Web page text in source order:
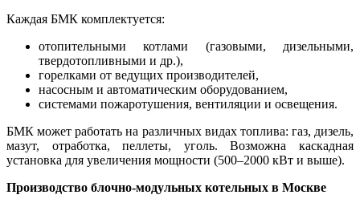
Каждая БМК комплектуется:
отопительными котлами (газовыми, дизельными,
твердотопливными и др.),
горелками от ведущих производителей,
насосным и автоматическим оборудованием,
системами пожаротушения, вентиляции и освещения.
БМК может работать на различных видах топлива: газ, дизель,
мазут, отработка, пеллеты, уголь. Возможна каскадная
установка для увеличения мощности (500–2000 кВт и выше).
Производство блочно-модульных котельных в Москве